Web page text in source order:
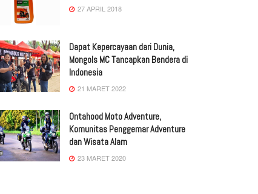
27 APRIL 2018
Dapat Kepercayaan dari Dunia,
Mongols MC Tancapkan Bendera di
Indonesia
21 MARET 2022
Ontahood Moto Adventure,
Komunitas Penggemar Adventure
dan Wisata Alam
23 MARET 2020